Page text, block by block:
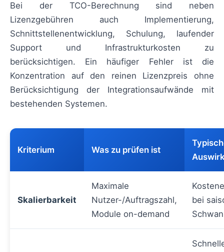
Bei der TCO-Berechnung sind neben
Lizenzgebühren auch Implementierung,
Schnittstellenentwicklung, Schulung, laufender
Support und Infrastrukturkosten zu
berücksichtigen. Ein häufiger Fehler ist die
Konzentration auf den reinen Lizenzpreis ohne
Berücksichtigung der Integrationsaufwände mit
bestehenden Systemen.
Kriterium Was zu prüfen ist
Skalierbarkeit
Maximale
Nutzer-/Auftragszahl,
Module on-demand
bei